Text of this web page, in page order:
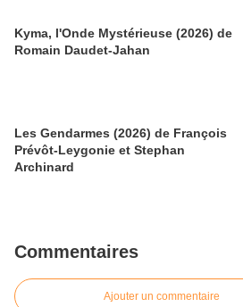
Kyma, l'Onde Mystérieuse (2026) de
Romain Daudet-Jahan
Les Gendarmes (2026) de François
Prévôt-Leygonie et Stephan
Archinard
Commentaires
Ajouter un commentaire